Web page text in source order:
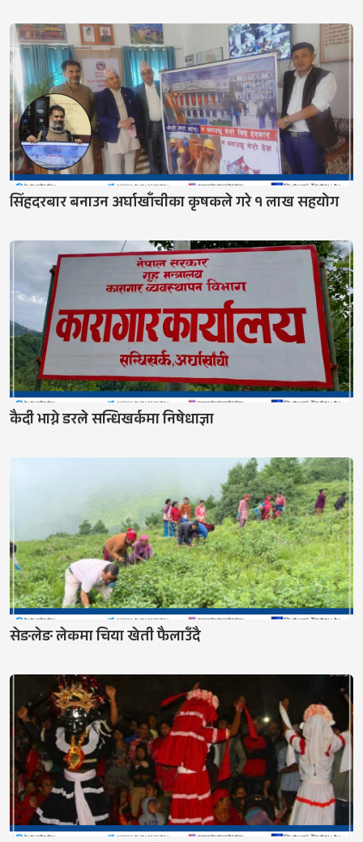
सिंहदरबार बनाउन अर्घाखाँचीका कृषकले गरे १ लाख सहयोग
कैदी भाग्ने डरले सन्धिखर्कमा निषेधाज्ञा
सेङलेङ लेकमा चिया खेती फैलाउँदै